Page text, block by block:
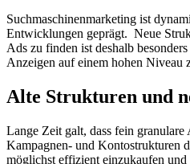
Suchmaschinenmarketing ist
Entwicklungen geprägt. Neue
Ads zu finden ist deshalb
Anzeigen auf einem hohen Niveau
Alte Strukturen und
Lange Zeit galt, dass fein granulare
Kampagnen- und Kontostrukturen
möglichst effizient einzukaufen